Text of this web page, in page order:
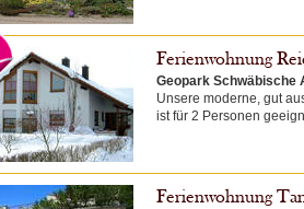
Ferienwohnung
Geopark Schwäbische
Unsere moderne, gut
ist für 2 Personen
Ferienwohnung